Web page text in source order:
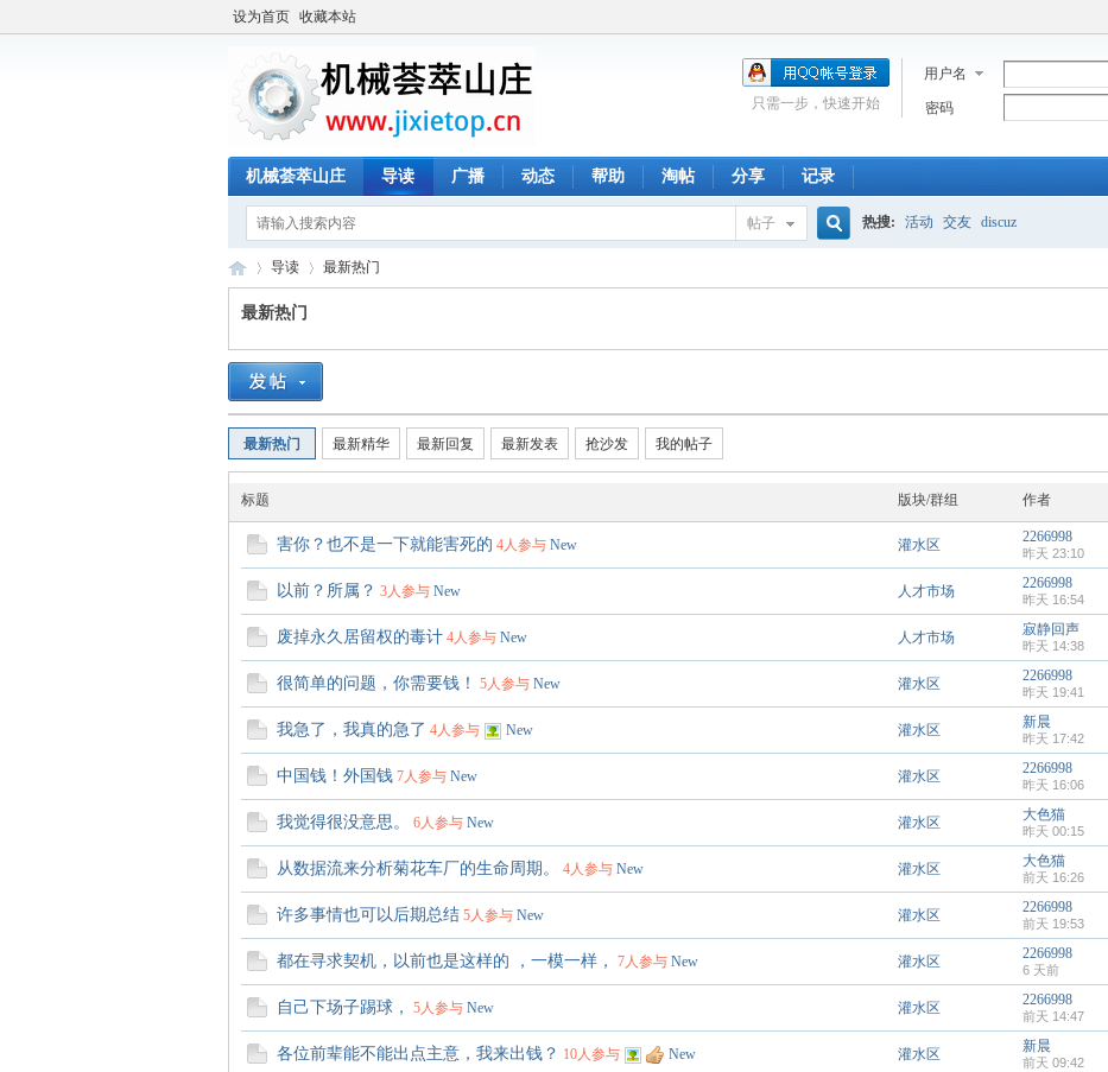
设为首页 收藏本站
用户名
密码
只需一步，快速开始
机械荟萃山庄 导读 广播 动态 帮助 淘帖 分享 记录
帖子 热搜: 活动 交友 discuz
机
荟
»
导读
›
最新热门
最新热门
最新热门 最新精华 最新回复 最新发表 抢沙发 我的帖子
标题 版块/群组 作者
害你？也不是一下就能害死的 4人参与 New 灌水区 2266998
昨天 23:10
以前？所属？ 3人参与 New 人才市场 2266998
昨天 16:54
废掉永久居留权的毒计 4人参与 New 人才市场 寂静回声
昨天 14:38
很简单的问题，你需要钱！ 5人参与 New 灌水区 2266998
昨天 19:41
我急了，我真的急了 4人参与 New 灌水区 新晨
昨天 17:42
中国钱！外国钱 7人参与 New 灌水区 2266998
昨天 16:06
我觉得很没意思。 6人参与 New 灌水区 大色猫
昨天 00:15
从数据流来分析菊花车厂的生命周期。 4人参与 New 灌水区 大色猫
前天 16:26
许多事情也可以后期总结 5人参与 New 灌水区 2266998
前天 19:53
都在寻求契机，以前也是这样的 ，一模一样， 7人参与 New 灌水区 2266998
6 天前
自己下场子踢球， 5人参与 New 灌水区 2266998
前天 14:47
各位前辈能不能出点主意，我来出钱？ 10人参与 New 灌水区 新晨
前天 09:42